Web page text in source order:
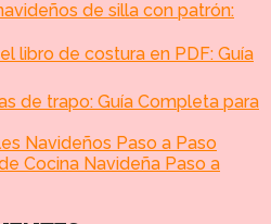
de silla con patrón:
libro de costura en PDF: Guía
de trapo: Guía Completa para
Navideños Paso a Paso
Cocina Navideña Paso a